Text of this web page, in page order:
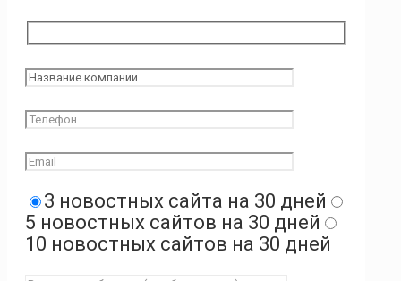
3 новостных сайта на 30 дней
5 новостных сайтов на 30 дней
10 новостных сайтов на 30 дней